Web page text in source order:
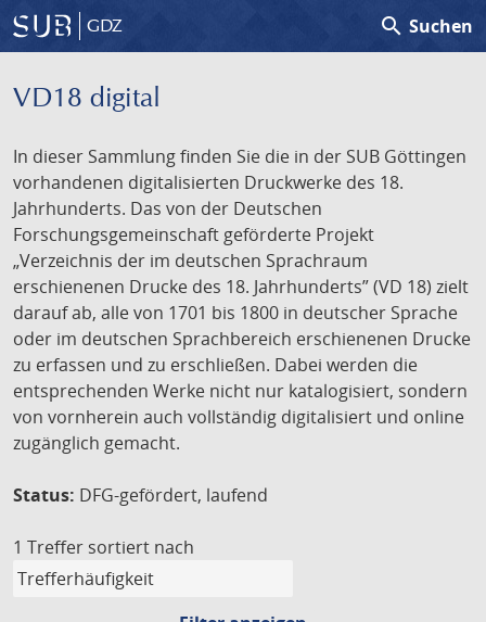
GDZ search Suchen
VD18 digital
In dieser Sammlung finden Sie die in der SUB Göttingen
vorhandenen digitalisierten Druckwerke des 18.
Jahrhunderts. Das von der Deutschen
Forschungsgemeinschaft geförderte Projekt
„Verzeichnis der im deutschen Sprachraum
erschienenen Drucke des 18. Jahrhunderts” (VD 18) zielt
darauf ab, alle von 1701 bis 1800 in deutscher Sprache
oder im deutschen Sprachbereich erschienenen Drucke
zu erfassen und zu erschließen. Dabei werden die
entsprechenden Werke nicht nur katalogisiert, sondern
von vornherein auch vollständig digitalisiert und online
zugänglich gemacht.
Status: DFG-gefördert, laufend
1 Treffer sortiert nach